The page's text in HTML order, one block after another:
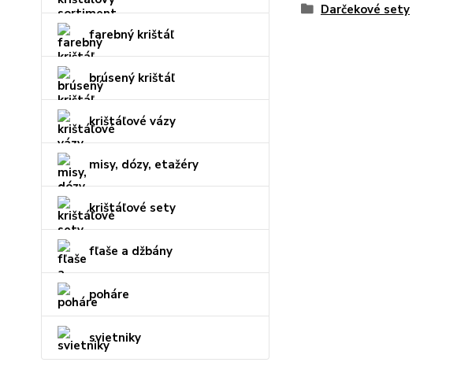
farebný krištáľ
brúsený krištáľ
krištáľové vázy
misy, dózy, etažéry
krištáľové sety
fľaše a džbány
poháre
svietniky
Darčekové sety